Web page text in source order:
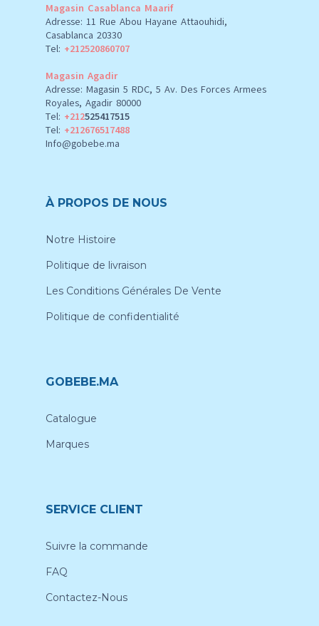
Magasin Casablanca Maarif
Adresse: 11 Rue Abou Hayane Attaouhidi,
Casablanca 20330
Tel: +212520860707
Magasin Agadir
Adresse: Magasin 5 RDC, 5 Av. Des Forces Armees
Royales, Agadir 80000
Tel: +212525417515
Tel: +212676517488
Info@gobebe.ma
À PROPOS DE NOUS
Notre Histoire
Politique de livraison
Les Conditions Générales De Vente
Politique de confidentialité
GOBEBE.MA
Catalogue
Marques
SERVICE CLIENT
Suivre la commande
FAQ
Contactez-Nous